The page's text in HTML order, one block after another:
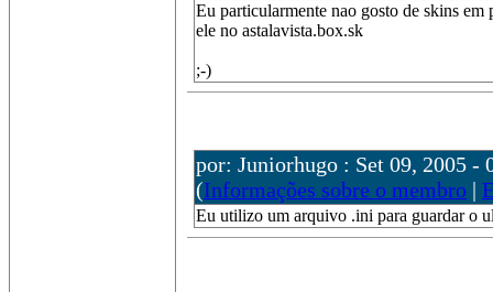
Eu particularmente nao gosto de skins
ele no astalavista.box.sk
;-)
por: Juniorhugo : Set 09, 2005 -
(Informações sobre o membro |
Eu utilizo um arquivo .ini para guardar o